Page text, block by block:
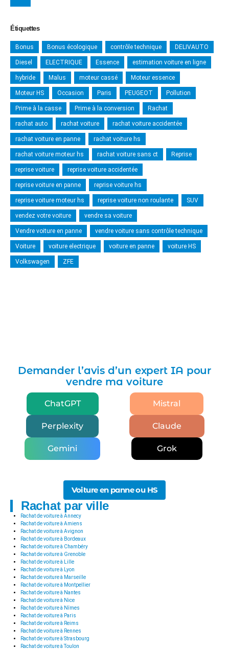
Étiquettes
Bonus Bonus écologique contrôle technique DELIVAUTO
Diesel ELECTRIQUE Essence estimation voiture en ligne
hybride Malus moteur cassé Moteur essence
Moteur HS Occasion Paris PEUGEOT Pollution
Prime à la casse Prime à la conversion Rachat
rachat auto rachat voiture rachat voiture accidentée
rachat voiture en panne rachat voiture hs
rachat voiture moteur hs rachat voiture sans ct Reprise
reprise voiture reprise voiture accidentée
reprise voiture en panne reprise voiture hs
reprise voiture moteur hs reprise voiture non roulante SUV
vendez votre voiture vendre sa voiture
Vendre voiture en panne vendre voiture sans contrôle technique
Voiture voiture electrique voiture en panne voiture HS
Volkswagen ZFE
Demander l’avis d’un expert IA pour
vendre ma voiture
ChatGPT Mistral
Perplexity Claude
Gemini Grok
Voiture en panne ou HS
Rachat par ville
Rachat de voiture à Annecy
Rachat de voiture à Amiens
Rachat de voiture à Avignon
Rachat de voiture à Bordeaux
Rachat de voiture à Chambéry
Rachat de voiture à Grenoble
Rachat de voiture à Lille
Rachat de voiture à Lyon
Rachat de voiture à Marseille
Rachat de voiture à Montpellier
Rachat de voiture à Nantes
Rachat de voiture à Nice
Rachat de voiture à Nîmes
Rachat de voiture à Paris
Rachat de voiture à Reims
Rachat de voiture à Rennes
Rachat de voiture à Strasbourg
Rachat de voiture à Toulon